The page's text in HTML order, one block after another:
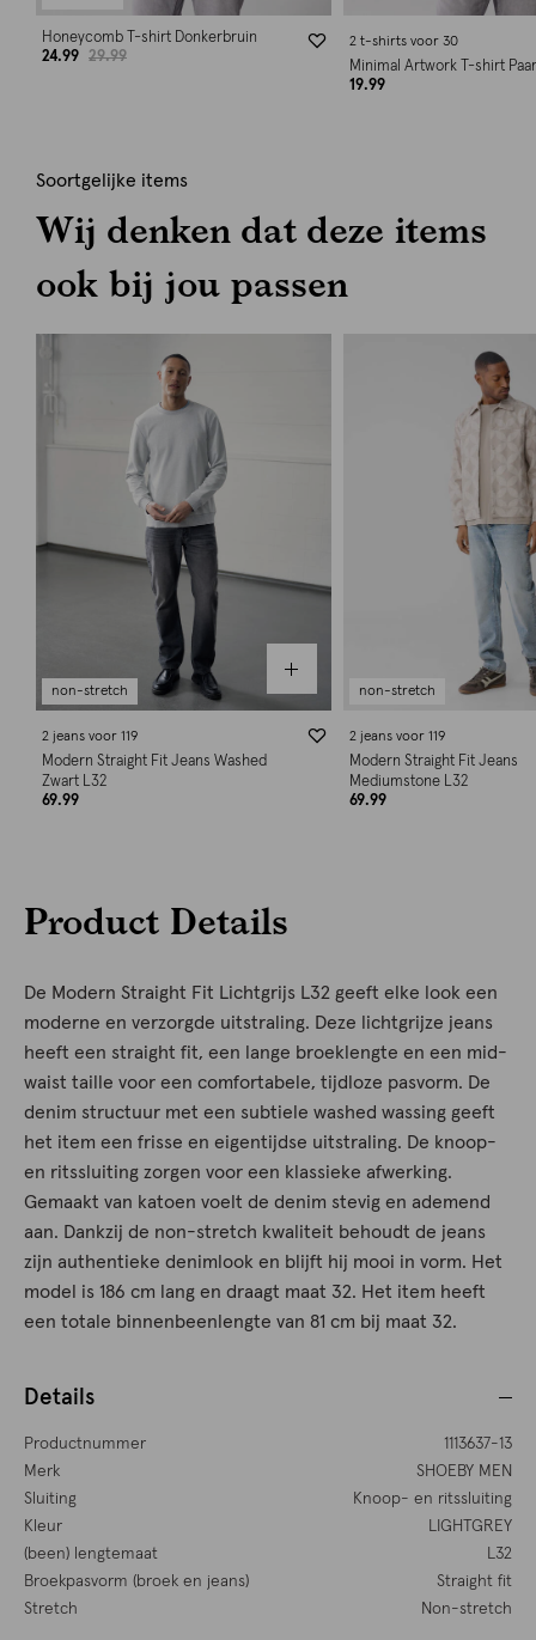
Honeycomb T-shirt Donkerbruin
24.99
29.99
2 t-shirts voor 30
Minimal Artwork T-shirt
19.99
Soortgelijke items
Wij denken dat deze items
ook bij jou passen
non-stretch
2 jeans voor 119
Modern Straight Fit Jeans Washed
Zwart L32
69.99
non-stretch
2 jeans voor 119
Modern Straight Fit Jeans
Mediumstone L32
69.99
Product Details
De Modern Straight Fit Lichtgrijs L32 geeft elke look een
moderne en verzorgde uitstraling. Deze lichtgrijze jeans
heeft een straight fit, een lange broeklengte en een mid-
waist taille voor een comfortabele, tijdloze pasvorm. De
denim structuur met een subtiele washed wassing geeft
het item een frisse en eigentijdse uitstraling. De knoop-
en ritssluiting zorgen voor een klassieke afwerking.
Gemaakt van katoen voelt de denim stevig en ademend
aan. Dankzij de non-stretch kwaliteit behoudt de jeans
zijn authentieke denimlook en blijft hij mooi in vorm. Het
model is 186 cm lang en draagt maat 32. Het item heeft
een totale binnenbeenlengte van 81 cm bij maat 32.
Details
Productnummer
1113637-13
Merk
SHOEBY MEN
Sluiting
Knoop- en ritssluiting
Kleur
LIGHTGREY
(been) lengtemaat
L32
Broekpasvorm (broek en jeans)
Straight fit
Stretch
Non-stretch